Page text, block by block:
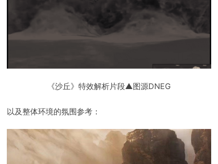
《沙丘》特效解析片段▲图源DNEG
以及整体环境的氛围参考：